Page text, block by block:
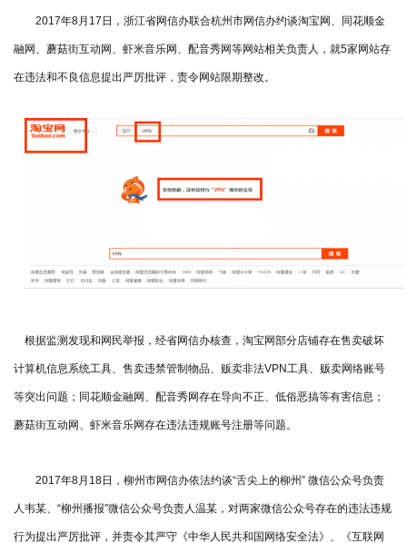
2017年8月17日，浙江省网信办联合杭州市网信办约谈淘宝网、同花顺金
融网、蘑菇街互动网、虾米音乐网、配音秀网等网站相关负责人，就5家网站存
在违法和不良信息提出严厉批评，责令网站限期整改。
根据监测发现和网民举报，经省网信办核查，淘宝网部分店铺存在售卖破坏
计算机信息系统工具、售卖违禁管制物品、贩卖非法VPN工具、贩卖网络账号
等突出问题；同花顺金融网、配音秀网存在导向不正、低俗恶搞等有害信息；
蘑菇街互动网、虾米音乐网存在违法违规账号注册等问题。
2017年8月18日，柳州市网信办依法约谈“舌尖上的柳州” 微信公众号负责
人韦某、“柳州播报”微信公众号负责人温某，对两家微信公众号存在的违法违规
行为提出严厉批评，并责令其严守《中华人民共和国网络安全法》、《互联网